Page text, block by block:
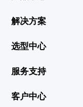
解决方案
选型中心
服务支持
客户中心